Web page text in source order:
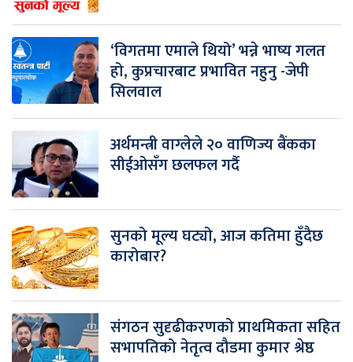
‘विगतमा एमाले थियो’ भन्ने भाष्य गलत
हो, कुप्रचारबाट प्रभावित नहुनु -जेपी
सिलवाल
अर्थमन्त्री वाग्लेले २० वाणिज्य बैंकका
सीईओसँग छलफल गर्दै
सुनको मूल्य घट्यो, आज कतिमा हुँदैछ
कारोबार?
संगठन सुदृढीकरणको प्राथमिकता सहित
सभापतिको नेतृत्व दौडमा कुमार श्रेष्ठ